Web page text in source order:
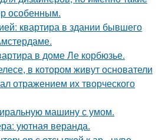
особенным.
квартира в здании бывшего
в доме Ле корбюзье.
в котором живут основатели
отражением их творческого
машину с умом.
уютная веранда.